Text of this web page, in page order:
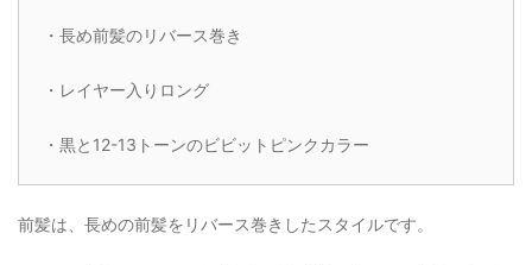
・長め前髪のリバース巻き
・レイヤー入りロング
・黒と12-13トーンのビビットピンクカラー
前髪は、長めの前髪をリバース巻きしたスタイルです。